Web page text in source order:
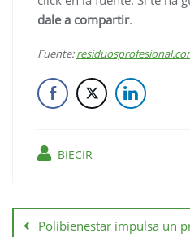
dale a compartir.
Fuente:
BIECIR
Polibienestar impulsa un